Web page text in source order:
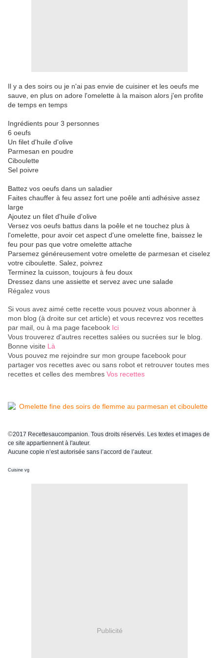
Il y a des soirs ou je n'ai pas envie de cuisiner et les oeufs me
sauve, en plus on adore l'omelette à la maison alors j'en profite
de temps en temps
Ingrédients pour 3 personnes
6 oeufs
Un filet d'huile d'olive
Parmesan en poudre
Ciboulette
Sel poivre
Battez vos oeufs dans un saladier
Faites chauffer à feu assez fort une poêle anti adhésive assez
large
Ajoutez un filet d'huile d'olive
Versez vos oeufs battus dans la poêle et ne touchez plus à
l'omelette, pour avoir cet aspect d'une omelette fine, baissez le
feu pour pas que votre omelette attache
Parsemez généreusement votre omelette de parmesan et ciselez
votre ciboulette. Salez, poivrez
Terminez la cuisson, toujours à feu doux
Dressez dans une assiette et servez avec une salade
Régalez vous
Si vous avez aimé cette recette vous pouvez vous abonner à
mon blog (à droite sur cet article) et vous recevrez vos recettes
par mail, ou à ma page facebook Ici
Vous trouverez d'autres recettes salées ou sucrées sur le blog.
Bonne visite Là
Vous pouvez me rejoindre sur mon groupe facebook pour
partager vos recettes avec ou sans robot et retrouver toutes mes
recettes et celles des membres Vos recettes
©2017 Recettesaucompanion. Tous droits réservés. Les textes et images de
ce site appartiennent à l'auteur.
Aucune copie n’est autorisée sans l’accord de l’auteur.
Cuisine vg
Publicité